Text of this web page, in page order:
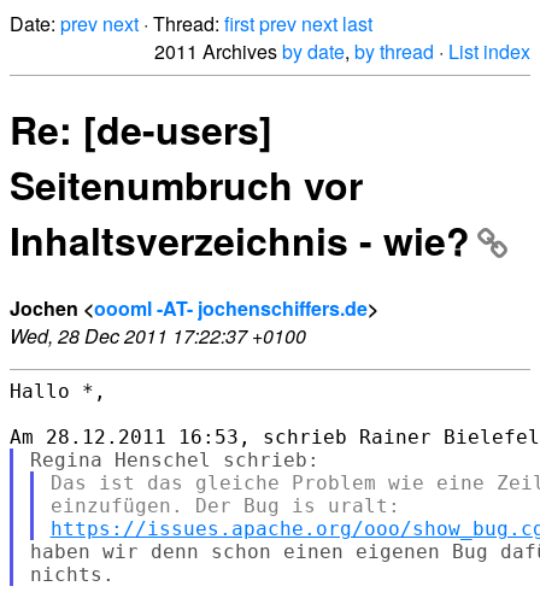
Date: prev next · Thread: firstprev next last
2011 Archivesby date, by thread · List index
Re: [de-users]
Seitenumbruch vor
Inhaltsverzeichnis - wie?
Jochen <oooml -AT- jochenschiffers.de>
Wed, 28 Dec 2011 17:22:37 +0100
Hallo *,
Das ist das gleiche Problem wie eine
https://issues.apache.org/ooo/
haben wir denn schon einen eigenen Bug